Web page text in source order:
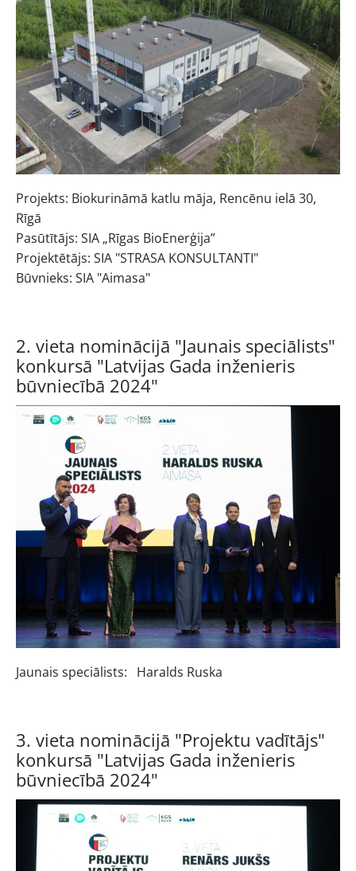
Projekts: Biokurināmā katlu māja, Rencēnu ielā 30,
Rīgā
Pasūtītājs: SIA „Rīgas BioEnerģija”
Projektētājs: SIA "STRASA KONSULTANTI"
Būvnieks: SIA "Aimasa"
2. vieta nominācijā "Jaunais speciālists"
konkursā "Latvijas Gada inženieris
būvniecībā 2024"
Jaunais speciālists: Haralds Ruska
3. vieta nominācijā "Projektu vadītājs"
konkursā "Latvijas Gada inženieris
būvniecībā 2024"